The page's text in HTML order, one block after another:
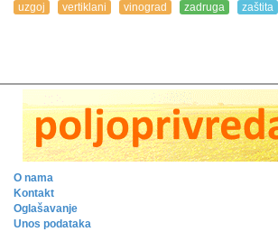
uzgoj
vertiklani vinograd zadruga zaštita
O nama
Kontakt
Oglašavanje
Unos podataka